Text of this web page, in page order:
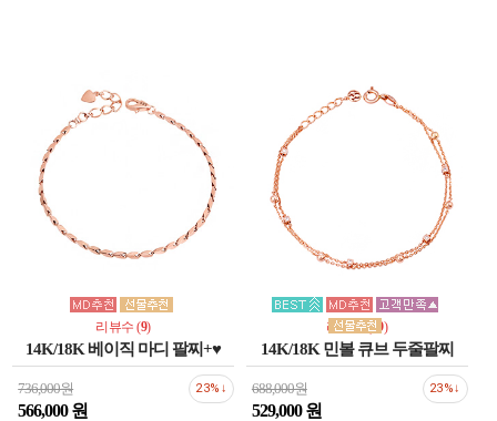
리뷰수 (9)
14K/18K 베이직 마디 팔찌+♥
736,000원
566,000 원
23%↓
리뷰수 (19)
14K/18K 민볼 큐브 두줄팔찌
688,000원
529,000 원
23%↓